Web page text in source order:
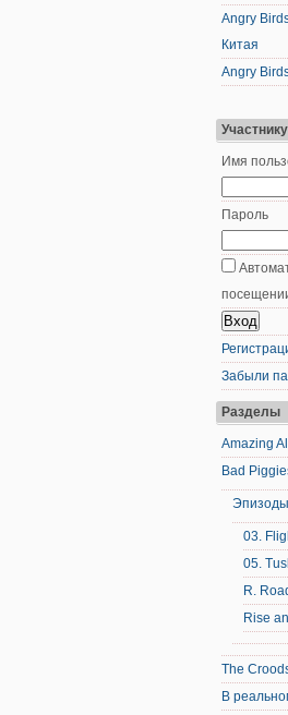
Angry
Китая
Angry
Имя
Пароль
Забыли
Разделы
Amazing
Bad
Эпизоды
03.
05.
R.
Rise
The
В